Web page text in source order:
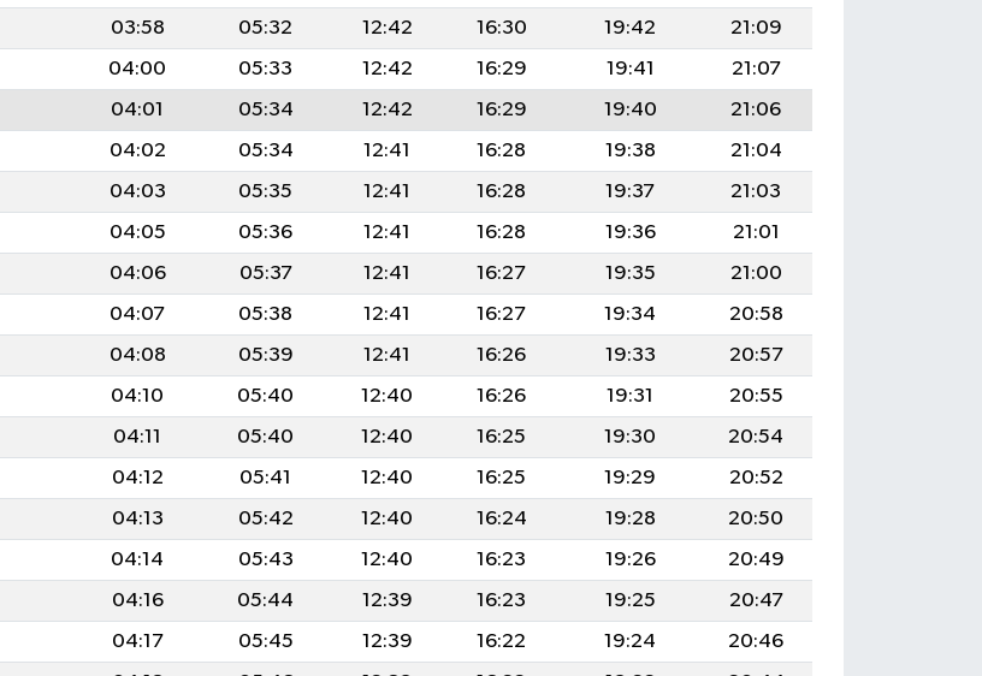
03:58 05:32 12:42 16:30 19:42
21:09
04:00 05:33 12:42 16:29 19:41
21:07
04:01 05:34 12:42 16:29 19:40
21:06
04:02 05:34 12:41 16:28 19:38
21:04
04:03 05:35 12:41 16:28 19:37
21:03
04:05 05:36 12:41 16:28 19:36
21:01
04:06 05:37 12:41 16:27 19:35
21:00
04:07 05:38 12:41 16:27 19:34
20:58
04:08 05:39 12:41 16:26 19:33
20:57
04:10 05:40 12:40 16:26 19:31
20:55
04:11 05:40 12:40 16:25 19:30
20:54
04:12 05:41 12:40 16:25 19:29
20:52
04:13 05:42 12:40 16:24 19:28
20:50
04:14 05:43 12:40 16:23 19:26
20:49
04:16 05:44 12:39 16:23 19:25
20:47
04:17 05:45 12:39 16:22 19:24
20:46